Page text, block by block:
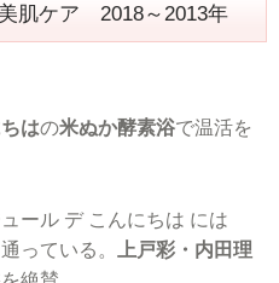
肌ケア 2018～2013年
はの米ぬか酵素浴で温活を
ール デ こんにちは には
っている。
上戸彩・内田理